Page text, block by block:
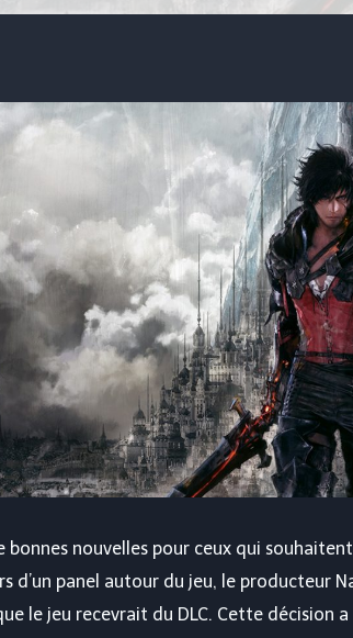
bonnes nouvelles pour ceux qui
d’un panel autour du jeu, le producteur
le jeu recevrait du DLC. Cette décision